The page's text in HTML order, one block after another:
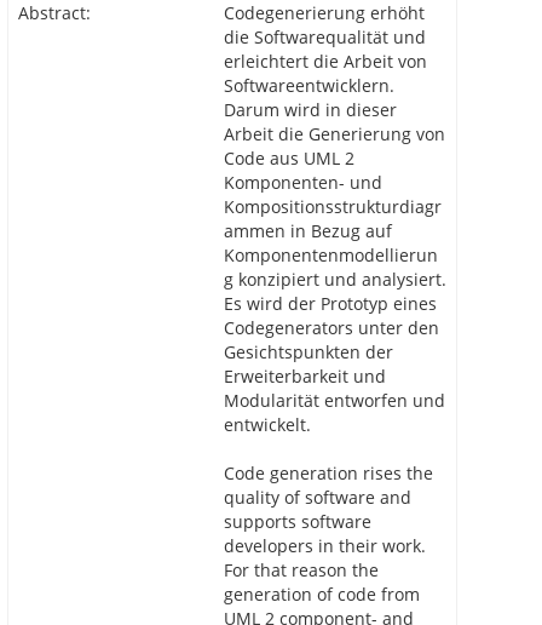
Abstract:
Codegenerierung erhöht
die Softwarequalität und
erleichtert die Arbeit von
Softwareentwicklern.
Darum wird in dieser
Arbeit die Generierung von
Code aus UML 2
Komponenten- und
Kompositionsstrukturdiagr
ammen in Bezug auf
Komponentenmodellierun
g konzipiert und analysiert.
Es wird der Prototyp eines
Codegenerators unter den
Gesichtspunkten der
Erweiterbarkeit und
Modularität entworfen und
entwickelt.
Code generation rises the
quality of software and
supports software
developers in their work.
For that reason the
generation of code from
UML 2 component- and